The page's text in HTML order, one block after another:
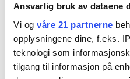
Ansvarlig bruk av dataene
Vi og våre 21 partnerne
opplysningene dine, f.eks.
teknologi som
tilgang til informasjon på
Denne artikkelen erover